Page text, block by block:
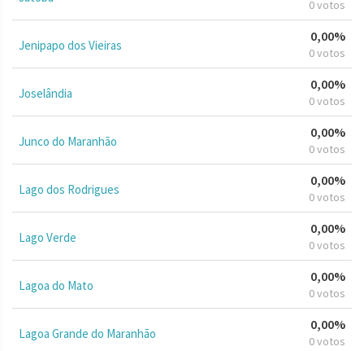
0 votos
Jenipapo dos Vieiras
0,00%
0 votos
Joselândia
0,00%
0 votos
Junco do Maranhão
0,00%
0 votos
Lago dos Rodrigues
0,00%
0 votos
Lago Verde
0,00%
0 votos
Lagoa do Mato
0,00%
0 votos
Lagoa Grande do Maranhão
0,00%
0 votos